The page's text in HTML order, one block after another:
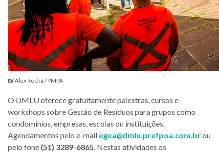
📸 Alex Rocha / PMPA
O DMLU oferece gratuitamente palestras, cursos e
workshops sobre Gestão de Resíduos para grupos como
condomínios, empresas, escolas ou instituições.
Agendamentos pelo e-mail egea@dmlu.prefpoa.com.brou
pelo fone (51) 3289-6865. Nestas atividades os